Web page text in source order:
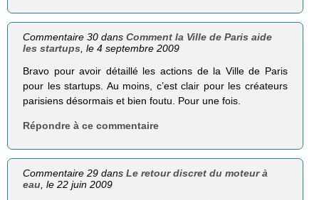
Commentaire 30 dansComment la Ville de Paris aide
les startups, le 4 septembre 2009
Bravo pour avoir détaillé les actions de la Ville de Paris
pour les startups. Au moins, c’est clair pour les créateurs
parisiens désormais et bien foutu. Pour une fois.
Répondre à ce commentaire
Commentaire 29 dansLe retour discret du moteur à
eau, le 22 juin 2009